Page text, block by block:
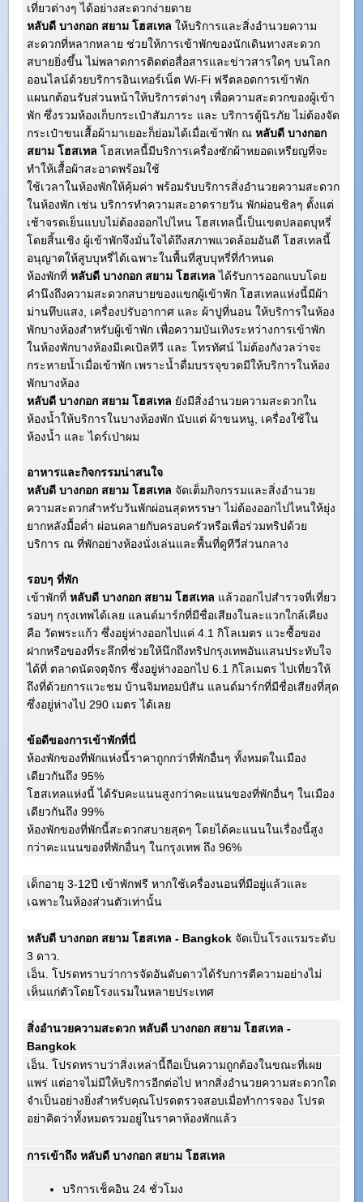
เที่ยวต่างๆ ได้อย่างสะดวกง่ายดาย
หลับดี บางกอก สยาม โฮสเทล ให้บริการและสิ่งอำนวยความ
สะดวกที่หลากหลาย ช่วยให้การเข้าพักของนักเดินทางสะดวก
สบายยิ่งขึ้น ไม่พลาดการติดต่อสื่อสารและข่าวสารใดๆ บนโลก
ออนไลน์ด้วยบริการอินเทอร์เน็ต Wi-Fi ฟรีตลอดการเข้าพัก
แผนกต้อนรับส่วนหน้าให้บริการต่างๆ เพื่อความสะดวกของผู้เข้า
พัก ซึ่งรวมห้องเก็บกระเป๋าสัมภาระ และ บริการตู้นิรภัย ไม่ต้องจัด
กระเป๋าขนเสื้อผ้ามาเยอะก็ย่อมได้เมื่อเข้าพัก ณหลับดี บางกอก
สยาม โฮสเทล โฮสเทลนี้มีบริการเครื่องซักผ้าหยอดเหรียญที่จะ
ทำให้เสื้อผ้าสะอาดพร้อมใช้
ใช้เวลาในห้องพักให้คุ้มค่า พร้อมรับบริการสิ่งอำนวยความสะดวก
ในห้องพัก เช่น บริการทำความสะอาดรายวัน พักผ่อนชิลๆ ตั้งแต่
เช้าจรดเย็นแบบไม่ต้องออกไปไหน โฮสเทลนี้เป็นเขตปลอดบุหรี่
โดยสิ้นเชิง ผู้เข้าพักจึงมั่นใจได้ถึงสภาพแวดล้อมอันดี โฮสเทลนี้
อนุญาตให้สูบบุหรี่ได้เฉพาะในพื้นที่สูบบุหรี่ที่กำหนด
ห้องพักที่หลับดี บางกอก สยาม โฮสเทล ได้รับการออกแบบโดย
คำนึงถึงความสะดวกสบายของแขกผู้เข้าพัก โฮสเทลแห่งนี้มีผ้า
ม่านทึบแสง, เครื่องปรับอากาศ และ ผ้าปูที่นอน ให้บริการในห้อง
พักบางห้องสำหรับผู้เข้าพัก เพื่อความบันเทิงระหว่างการเข้าพัก
ในห้องพักบางห้องมีเคเบิลทีวี และ โทรทัศน์ ไม่ต้องกังวลว่าจะ
กระหายน้ำเมื่อเข้าพัก เพราะน้ำดื่มบรรจุขวดมีให้บริการในห้อง
พักบางห้อง
หลับดี บางกอก สยาม โฮสเทล ยังมีสิ่งอำนวยความสะดวกใน
ห้องน้ำให้บริการในบางห้องพัก นับแต่ ผ้าขนหนู, เครื่องใช้ใน
ห้องน้ำ และ ไดร์เป่าผม
อาหารและกิจกรรมน่าสนใจ
หลับดี บางกอก สยาม โฮสเทล จัดเต็มกิจกรรมและสิ่งอำนวย
ความสะดวกสำหรับวันพักผ่อนสุดหรรษา ไม่ต้องออกไปไหนให้ยุ่ง
ยากหลังมื้อค่ำ ผ่อนคลายกับครอบครัวหรือเพื่อร่วมทริปด้วย
บริการ ณ ที่พักอย่างห้องนั่งเล่นและพื้นที่ดูทีวีส่วนกลาง
รอบๆ ที่พัก
เข้าพักที่หลับดี บางกอก สยาม โฮสเทล แล้วออกไปสำรวจที่เที่ยว
รอบๆ กรุงเทพได้เลย แลนด์มาร์กที่มีชื่อเสียงในละแวกใกล้เคียง
คือ วัดพระแก้ว ซึ่งอยู่ห่างออกไปแค่ 4.1 กิโลเมตร แวะซื้อของ
ฝากหรือของที่ระลึกที่ช่วยให้นึกถึงทริปกรุงเทพอันแสนประทับใจ
ได้ที่ ตลาดนัดจตุจักร ซึ่งอยู่ห่างออกไป 6.1 กิโลเมตร ไปเที่ยวให้
ถึงที่ด้วยการแวะชม บ้านจิมทอมป์สัน แลนด์มาร์กที่มีชื่อเสียงที่สุด
ซึ่งอยู่ห่างไป 290 เมตร ได้เลย
ข้อดีของการเข้าพักที่นี่
ห้องพักของที่พักแห่งนี้ราคาถูกกว่าที่พักอื่นๆ ทั้งหมดในเมือง
เดียวกันถึง 95%
โฮสเทลแห่งนี้ ได้รับคะแนนสูงกว่าคะแนนของที่พักอื่นๆ ในเมือง
เดียวกันถึง 99%
ห้องพักของที่พักนี้สะดวกสบายสุดๆ โดยได้คะแนนในเรื่องนี้สูง
กว่าคะแนนของที่พักอื่นๆ ในกรุงเทพ ถึง 96%
เด็กอายุ 3-12ปี เข้าพักฟรี หากใช้เครื่องนอนที่มีอยู่แล้วและ
เฉพาะในห้องส่วนตัวเท่านั้น
หลับดี บางกอก สยาม โฮสเทล - Bangkok จัดเป็นโรงแรมระดับ
3 ดาว.
เอ็น. โปรดทราบว่าการจัดอันดับดาวได้รับการตีความอย่างไม่
เห็นแก่ตัวโดยโรงแรมในหลายประเทศ
สิ่งอำนวยความสะดวก หลับดี บางกอก สยาม โฮสเทล -
Bangkok
เอ็น. โปรดทราบว่าสิ่งเหล่านี้ถือเป็นความถูกต้องในขณะที่เผย
แพร่ แต่อาจไม่มีให้บริการอีกต่อไป หากสิ่งอำนวยความสะดวกใด
จำเป็นอย่างยิ่งสำหรับคุณโปรดตรวจสอบเมื่อทำการจอง โปรด
อย่าคิดว่าทั้งหมดรวมอยู่ในราคาห้องพักแล้ว
การเข้าถึง หลับดี บางกอก สยาม โฮสเทล
บริการเช็คอิน 24 ชั่วโมง